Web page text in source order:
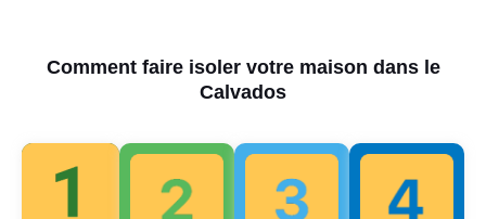
Comment faire isoler votre maison dans le
Calvados